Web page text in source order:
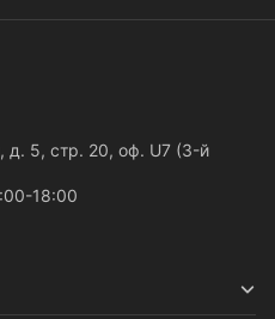
д. 5, стр. 20, оф. U7 (3-й
18:00